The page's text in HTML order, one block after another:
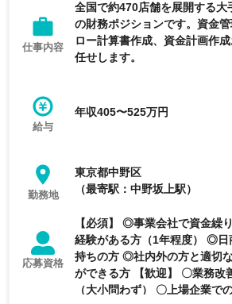
仕事内容
全国で約470店舗を展開する大
の財務ポジションです。資金
ロー計算書作成、資金計画作
任せします。
給与
年収405〜525万円
勤務地
東京都中野区
（最寄駅：中野坂上駅）
応募資格
【必須】 ◎事業会社で資金繰
経験がある方（1年程度） ◎日
持ちの方 ◎社内外の方と適切
ができる方 【歓迎】 〇業務改善のご経験がある方
（大小問わず） 〇上場企業で